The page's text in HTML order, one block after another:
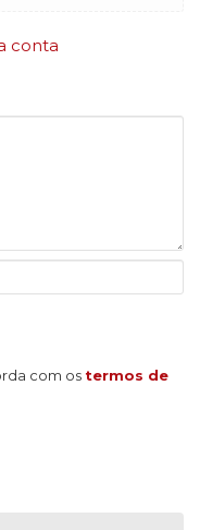
conta
com os termos de